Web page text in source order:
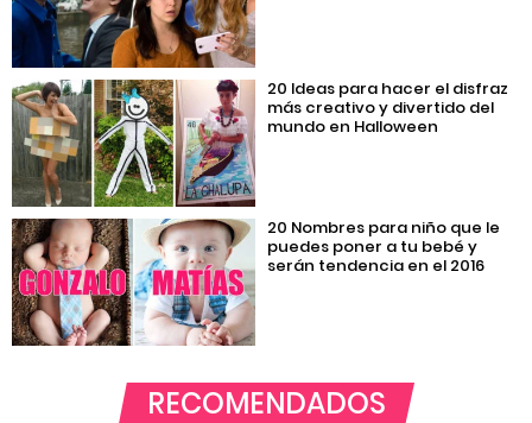
20 Ideas para hacer el disfraz
más creativo y divertido del
mundo en Halloween
20 Nombres para niño que le
puedes poner a tu bebé y
serán tendencia en el 2016
RECOMENDADOS